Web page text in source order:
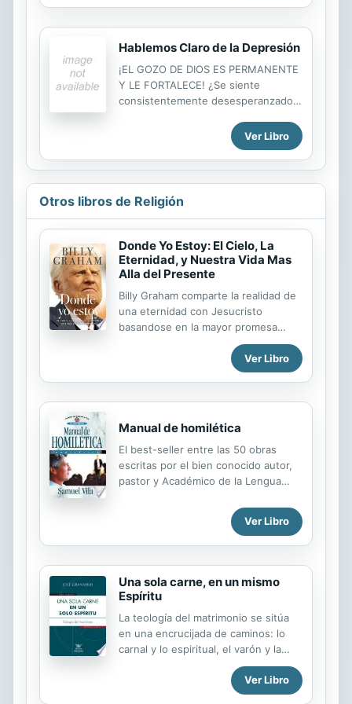
a tomar decisiones correctas
independientemente de cómo nos
Hablemos Claro de la Depresión
¡EL GOZO DE DIOS ES PERMANENTE
Y LE FORTALECE! ¿Se siente
consistentemente desesperanzado y
sufrido tantas decepciones que no
puede salir del abatimiento? No
importa cuál sea la razón de la
mismo: nuestro enemigo está detrás
de todo esto. La exitosa autora del
New York Times, Joyce Meyer,
imparte una poderosa revelación de
las Escrituras y de su propia
experiencia con la depresión. Usted
va a descubrir lo que es caminar por
la fe y no por los sentimientos, y
aprenderá el poder del gozo
deliberado y el papel vital...
Ver Libro
Otros libros de Religión
Donde Yo Estoy: El Cielo, La
Eternidad, y Nuestra Vida Mas
Alla del Presente
Billy Graham comparte la realidad de
una eternidad con Jesucristo
basandose en la mayor promesa
dada a la raza humana: 'no se
angustien. Confien en Dios, confien
tambien en mi... Voy a prepararles
conmigo. Asi ustedes estaran donde
yo este' (Juan 14. 1 4)"
Ver Libro
Manual de homilética
El best-seller entre las 50 obras
escritas por el bien conocido autor,
pastor y Académico de la Lengua
por la mayoría seminarios e institutos
bíblicos durante años como libro de
texto para la asignatura de
va ilustrado con bosquejos prácticos
sobre textos y temas bíblicos, y lleva
un gráfico y doce grabados sobre
gestos y actitudes impropias del
predicador en el púlpito.
Ver Libro
Una sola carne, en un mismo
Espíritu
La teología del matrimonio se sitúa
en una encrucijada de caminos: lo
carnal y lo espiritual, el varón y la
mujer, el amor humano y el divino, lo
privado y lo público, la tradición y el
futuro, la naturaleza y la gracia...
Ver Libro